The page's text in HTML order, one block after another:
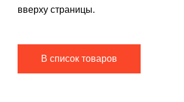
вверху страницы.
В список товаров